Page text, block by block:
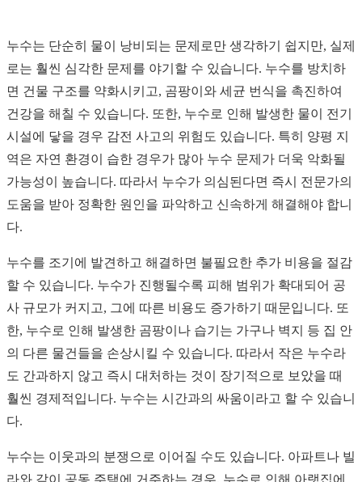
누수는 단순히 물이 낭비되는 문제로만 생각하기 쉽지만, 실제
로는 훨씬 심각한 문제를 야기할 수 있습니다. 누수를 방치하
면 건물 구조를 약화시키고, 곰팡이와 세균 번식을 촉진하여
건강을 해칠 수 있습니다. 또한, 누수로 인해 발생한 물이 전기
시설에 닿을 경우 감전 사고의 위험도 있습니다. 특히 양평 지
역은 자연 환경이 습한 경우가 많아 누수 문제가 더욱 악화될
가능성이 높습니다. 따라서 누수가 의심된다면 즉시 전문가의
도움을 받아 정확한 원인을 파악하고 신속하게 해결해야 합니
다.
누수를 조기에 발견하고 해결하면 불필요한 추가 비용을 절감
할 수 있습니다. 누수가 진행될수록 피해 범위가 확대되어 공
사 규모가 커지고, 그에 따른 비용도 증가하기 때문입니다. 또
한, 누수로 인해 발생한 곰팡이나 습기는 가구나 벽지 등 집 안
의 다른 물건들을 손상시킬 수 있습니다. 따라서 작은 누수라
도 간과하지 않고 즉시 대처하는 것이 장기적으로 보았을 때
훨씬 경제적입니다. 누수는 시간과의 싸움이라고 할 수 있습니
다.
누수는 이웃과의 분쟁으로 이어질 수도 있습니다. 아파트나 빌